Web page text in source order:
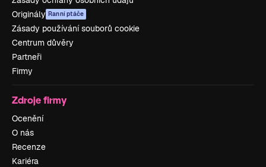
Originály Ranní ptáče
Zásady používání souborů cookie
Centrum důvěry
Partneři
Firmy
Zdroje firmy
Ocenění
O nás
Recenze
Kariéra